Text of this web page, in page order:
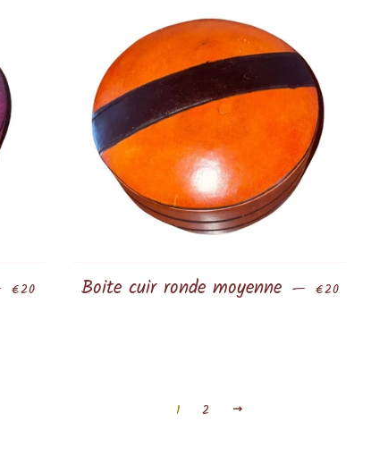
Prix régulier
€20 Boite cuir ronde moyenne — Prix
€20
1 2